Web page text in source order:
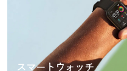
スマートウォッチ